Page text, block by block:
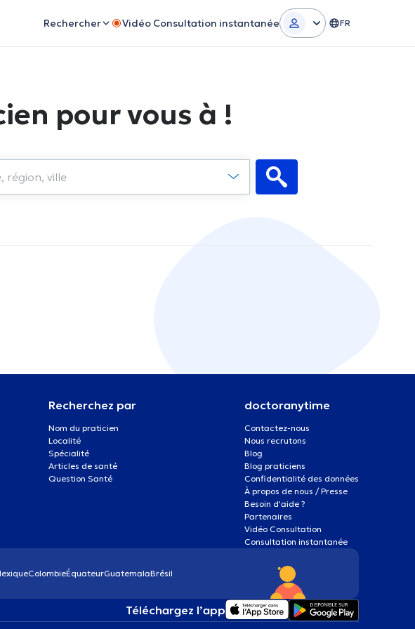
Rechercher Vidéo Consultation instantanée FR
pour vous à !
Recherchez par
Nom du praticien
Localité
Spécialité
Articles de santé
Question Santé
doctoranytime
Contactez-nous
Nous recrutons
Blog
Blog praticiens
Confidentialité des données
À propos de nous / Presse
Besoin d'aide ?
Partenaires
Vidéo Consultation
Consultation instantanée
ColombieÉquateurGuatemalaBrésil
Téléchargez l’app